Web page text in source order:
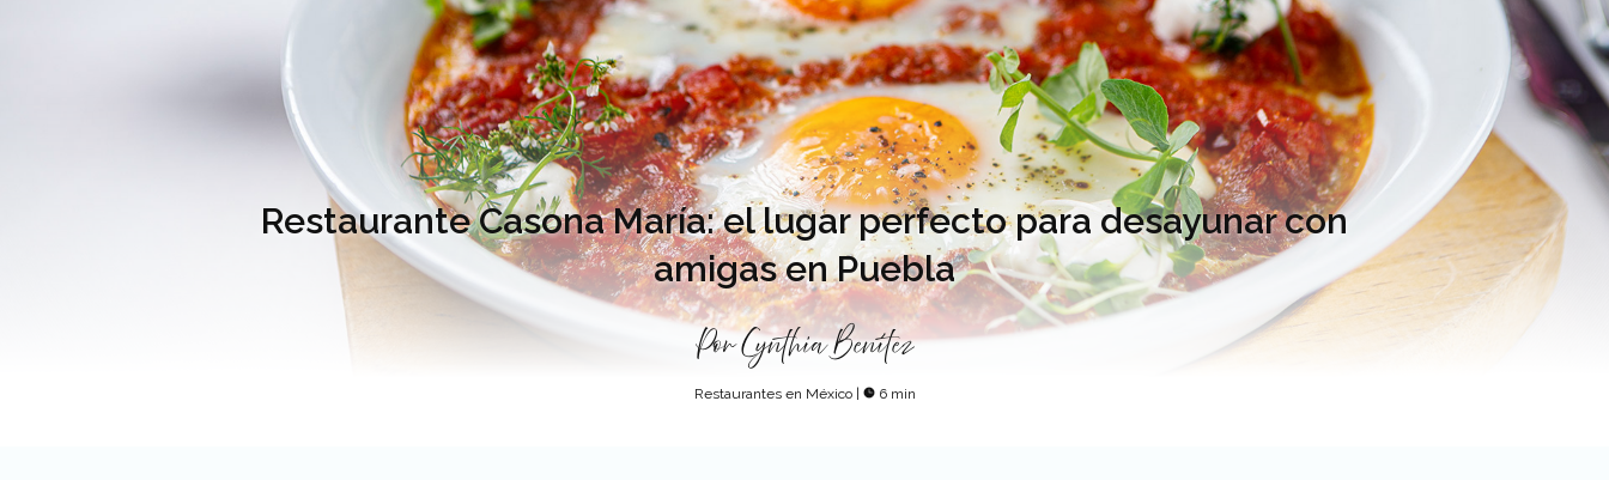
Restaurante Casona María: el lugar perfecto para desayunar con
amigas en Puebla
PorCynthia Benítez
Restaurantes en México 6 min